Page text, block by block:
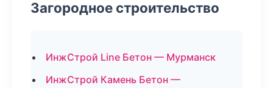
Загородное строительство
ИнжСтрой Line Бетон — Мурманск
ИнжСтрой Камень Бетон —